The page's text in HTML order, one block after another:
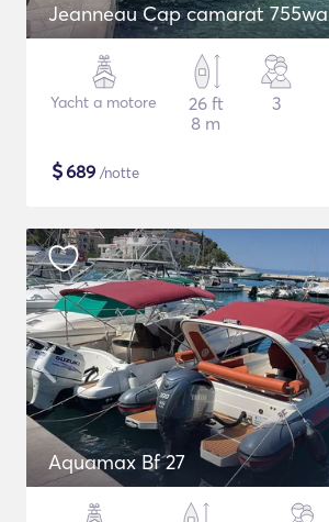
Jeanneau Cap camarat 755wa
Yacht a motore
26 ft
8 m
3
$689 /notte
Aquamax Bf 27